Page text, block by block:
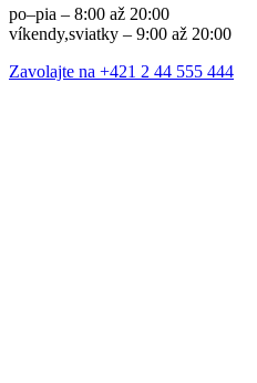
po–pia – 8:00 až 20:00
víkendy,sviatky – 9:00 až 20:00
Zavolajte na +421 2 44 555 444